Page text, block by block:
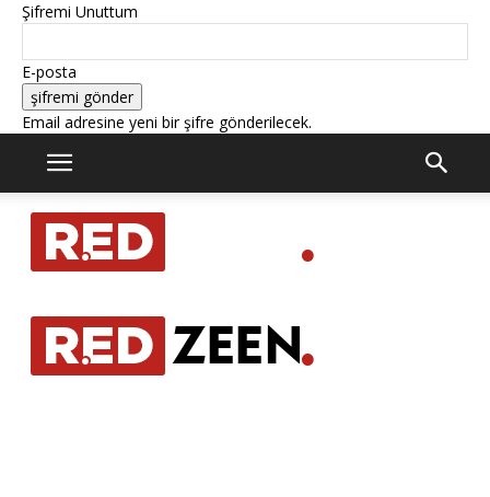
Şifremi Unuttum
E-posta
Email adresine yeni bir şifre gönderilecek.